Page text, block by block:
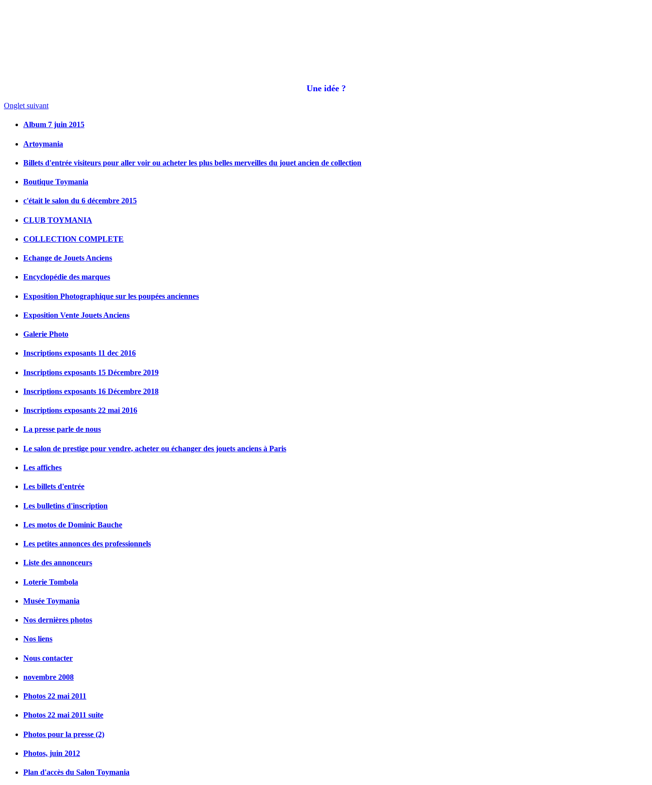
Une idée ?
Onglet suivant
Album 7 juin 2015
Artoymania
Billets d'entrée visiteurs pour aller voir ou acheter les plus belles merveilles du jouet ancien de collection
Boutique Toymania
c'était le salon du 6 décembre 2015
CLUB TOYMANIA
COLLECTION COMPLETE
Echange de Jouets Anciens
Encyclopédie des marques
Exposition Photographique sur les poupées anciennes
Exposition Vente Jouets Anciens
Galerie Photo
Inscriptions exposants 11 dec 2016
Inscriptions exposants 15 Décembre 2019
Inscriptions exposants 16 Décembre 2018
Inscriptions exposants 22 mai 2016
La presse parle de nous
Le salon de prestige pour vendre, acheter ou échanger des jouets anciens à Paris
Les affiches
Les billets d'entrée
Les bulletins d'inscription
Les motos de Dominic Bauche
Les petites annonces des professionnels
Liste des annonceurs
Loterie Tombola
Musée Toymania
Nos dernières photos
Nos liens
Nous contacter
novembre 2008
Photos 22 mai 2011
Photos 22 mai 2011 suite
Photos pour la presse (2)
Photos, juin 2012
Plan d'accès du Salon Toymania